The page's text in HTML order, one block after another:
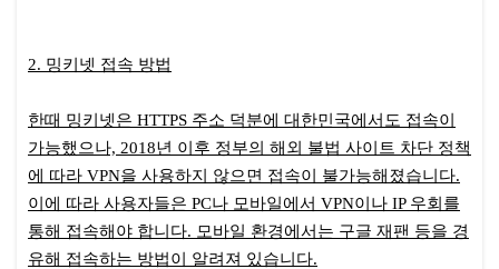
2. 밍키넷 접속 방법
한때 밍키넷은 HTTPS 주소 덕분에 대한민국에서도 접속이
가능했으나, 2018년 이후 정부의 해외 불법 사이트 차단 정책
에 따라 VPN을 사용하지 않으면 접속이 불가능해졌습니다.
이에 따라 사용자들은 PC나 모바일에서 VPN이나 IP 우회를
통해 접속해야 합니다. 모바일 환경에서는 구글 재팬 등을 경
유해 접속하는 방법이 알려져 있습니다.